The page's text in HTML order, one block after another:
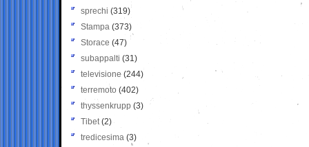
sprechi (319)
Stampa (373)
Storace (47)
subappalti (31)
televisione(244)
terremoto (402)
thyssenkrupp (3)
Tibet(2)
tredicesima (3)